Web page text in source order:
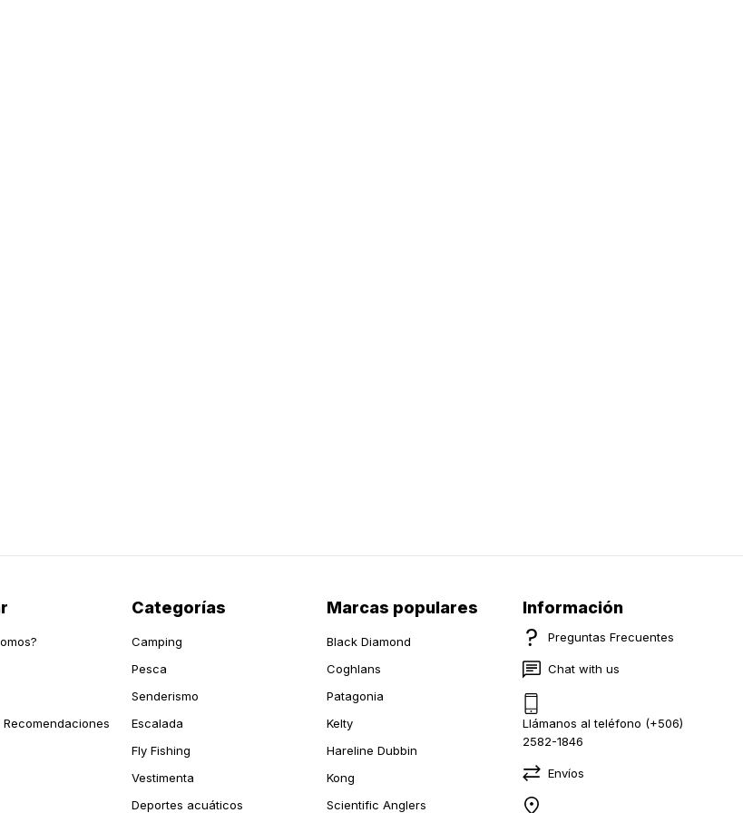
Categorías
Camping
Pesca
Senderismo
Escalada
Fly Fishing
Vestimenta
Deportes acuáticos
Marcas populares
Black Diamond
Coghlans
Patagonia
Kelty
Hareline Dubbin
Kong
Scientific Anglers
Información
Preguntas Frecuentes
Chat with us
Llámanos al teléfono (+506)
2582-1846
Envíos